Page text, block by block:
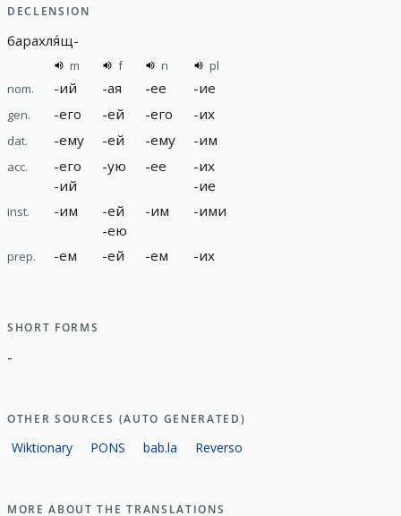
DECLENSION
барахля́щ-
m f n
pl
nom.
-ий -ая -ее -ие
gen. -его -ей -его -их
dat. -ему -ей -ему -им
acc. -его
-ий
-ую -ее -их
-ие
inst. -им -ей
-ею
-им -ими
prep. -ем -ей -ем -их
SHORT FORMS
-
OTHER SOURCES (AUTO GENERATED)
Wiktionary PONS bab.la Reverso
MORE ABOUT THE TRANSLATIONS